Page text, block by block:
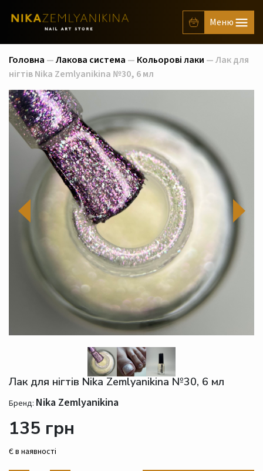
Головна —Лакова система — Кольорові лаки — Лак для
нігтів Nika Zemlyanikina №30, 6 мл
Лак для нігтів Nika Zemlyanikina №30, 6 мл
Бренд: Nika Zemlyanikina
135 грн
Є в наявності